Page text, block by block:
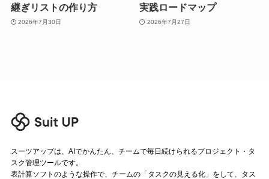
継ぎリストの作り方
2026年7月30日
実践ロードマップ
2026年7月27日
スーツアップは、AIでかんたん、チームで毎日続けられるプロジェクト・タ
スク管理ツールです。
表計算ソフトのような操作で、チームの「タスクの見える化」をして、タス